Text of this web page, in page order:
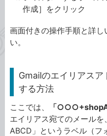
作成］をクリック
画面付きの操作手順と詳
い。
Gmailのエイリアス
する方法
ここでは、 「
エイリアス宛てのメール
ABCD」というラベル（フ